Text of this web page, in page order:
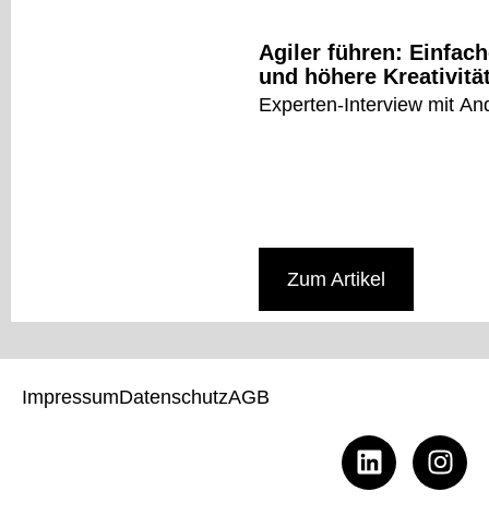
Agiler führen:
und höhere
Experten-Interview mit
Zum Artikel
ImpressumDatenschutzAGB